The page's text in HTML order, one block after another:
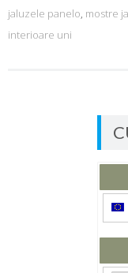
jaluzele panelo, mostre
interioare uni